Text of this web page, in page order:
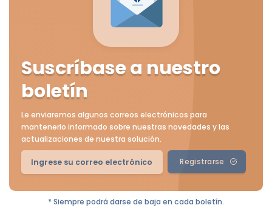
Suscríbase a nuestro
boletín
Le enviaremos algunos correos electrónicos para
mantenerlo informado sobre nuestras novedades y las
actualizaciones de nuestra solución.
Registrarse
* Siempre podrá darse de baja en cada boletín.